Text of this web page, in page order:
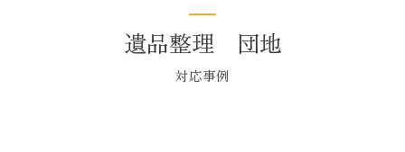
対応事例
遺品整理 団地